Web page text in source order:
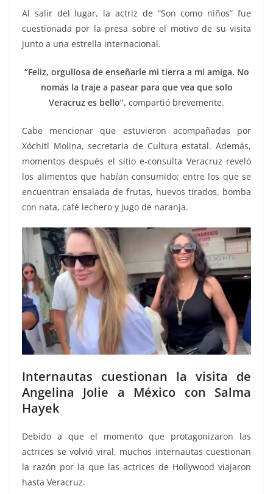
Al salir del lugar, la actriz de “Son como niños” fue
cuestionada por la presa sobre el motivo de su visita
junto a una estrella internacional.
“Feliz, orgullosa de enseñarle mi tierra a mi amiga. No
nomás la traje a pasear para que vea que solo
Veracruz es bello”, compartió brevemente.
Cabe mencionar que estuvieron acompañadas por
Xóchitl Molina, secretaria de Cultura estatal. Además,
momentos después el sitio e-consulta Veracruz reveló
los alimentos que habían consumido; entre los que se
encuentran ensalada de frutas, huevos tirados, bomba
con nata, café lechero y jugo de naranja.
Internautas cuestionan la visita de
Angelina Jolie a México con Salma
Hayek
Debido a que el momento que protagonizaron las
actrices se volvió viral, muchos internautas cuestionan
la razón por la que las actrices de Hollywood viajaron
hasta Veracruz.